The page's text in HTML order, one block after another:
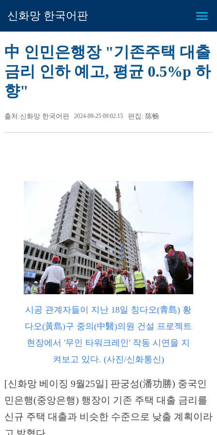
신화망 한국어판
中 인민은행장 "기존주택 대출
금리 인하 예고, 평균 0.5%p 하
향"
출처:신화망 한국어판 2024-09-25 09:02:15 편집: 陈畅
시공 관계자들이 지난 18일 칭다오(青島) 황
다오(黃島)구 중의(中醫)의원 건설 프로젝트
현장에서 '무인 타워크레인' 작동 시연을 지
켜보고 있다. (사진/신화통신)
[신화망 베이징 9월25일] 판궁성(潘功勝) 중국인
민은행(중앙은행) 행장이 기존 주택 대출 금리를
신규 주택 대출과 비슷한 수준으로 낮출 계획이라